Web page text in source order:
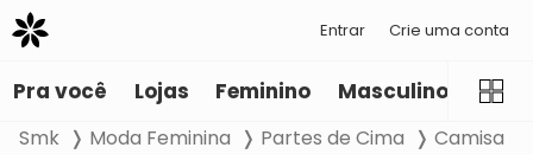
Entrar Crie uma conta
Pra você Lojas Feminino Masculino
Smk Moda Feminina Partes de Cima Camisa